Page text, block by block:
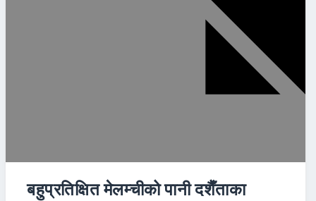
बहुप्रतिक्षित मेलम्चीको पानी दशैँताका